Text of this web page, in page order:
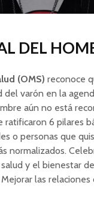
DEL
(OMS) reconoce
varón en la
aún no está
ratificaron 6 pilares
o personas que
normalizados.
y el bienestar
las